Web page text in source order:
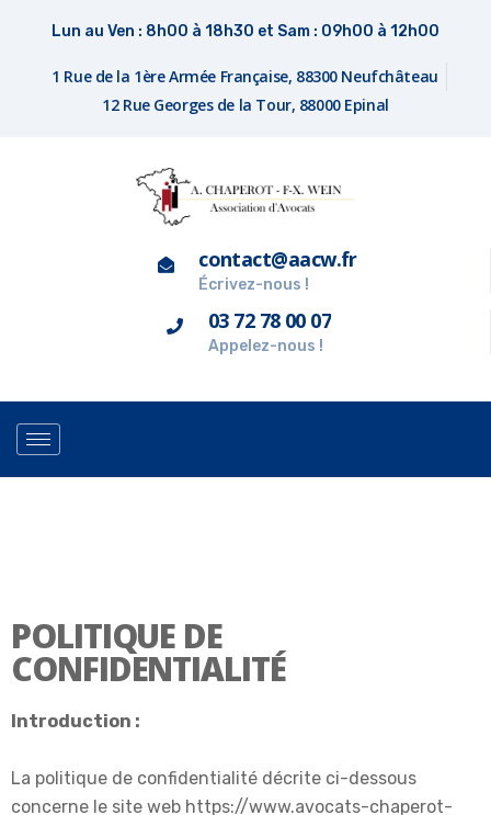
Lun au Ven : 8h00 à 18h30 et Sam : 09h00 à 12h00
1 Rue de la 1ère Armée Française, 88300 Neufchâteau
12 Rue Georges de la Tour, 88000 Epinal
contact@aacw.fr
Écrivez-nous !
03 72 78 00 07
Appelez-nous !
POLITIQUE DE
CONFIDENTIALITÉ
Introduction :
La politique de confidentialité décrite ci-dessous
concerne le site web https://www.avocats-chaperot-